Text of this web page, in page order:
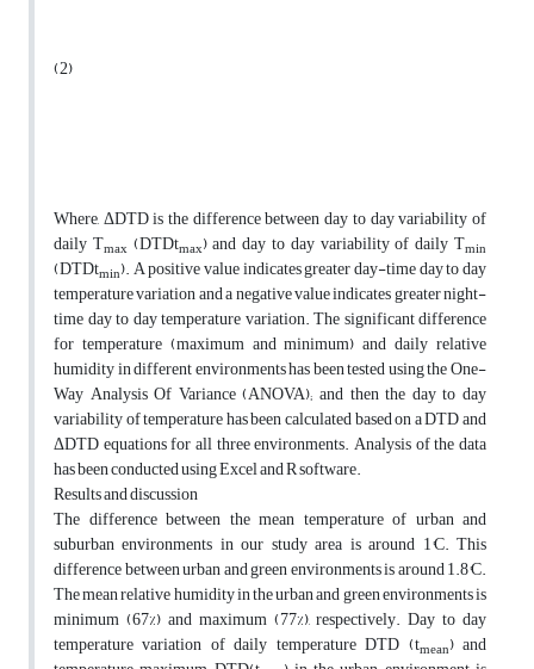
(2)
Where, ΔDTD is the difference between day to day variability of
daily Tmax(DTDtmax) and day to day variability of daily Tmin
(DTDtmin). A positive value indicates greater day-time day to day
temperature variation and a negative value indicates greater night-
time day to day temperature variation. The significant difference
for temperature (maximum and minimum) and daily relative
humidity in different environments has been tested using the One-
Way Analysis Of Variance (ANOVA); and then the day to day
variability of temperature has been calculated based on a DTD and
ΔDTD equations for all three environments. Analysis of the data
has been conducted using Excel and R software.
Results and discussion
The difference between the mean temperature of urban and
suburban environments in our study area is around 1°C. This
difference between urban and green environments is around 1.8°C.
The mean relative humidity in the urban and green environments is
minimum (67%) and maximum (77%), respectively. Day to day
temperature variation of daily temperature DTD (tmean) and